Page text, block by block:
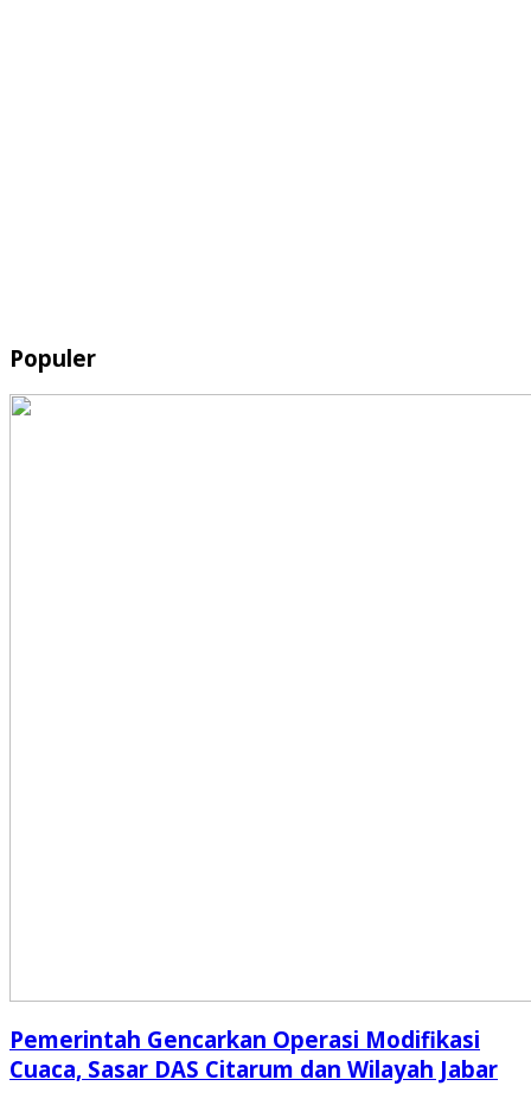
Populer
Pemerintah Gencarkan Operasi Modifikasi
Cuaca, Sasar DAS Citarum dan Wilayah Jabar